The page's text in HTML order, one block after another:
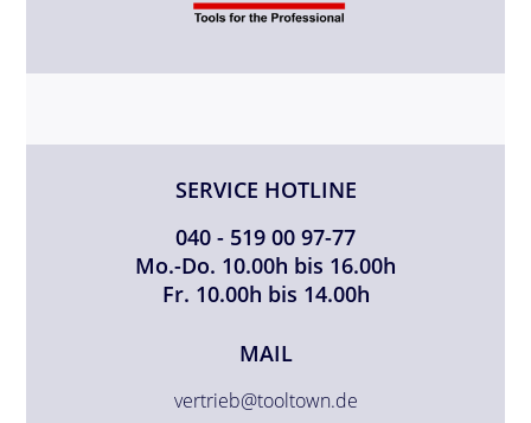
SERVICE HOTLINE
040 - 519 00 97-77
Mo.-Do. 10.00h bis 16.00h
Fr. 10.00h bis 14.00h
MAIL
vertrieb@tooltown.de